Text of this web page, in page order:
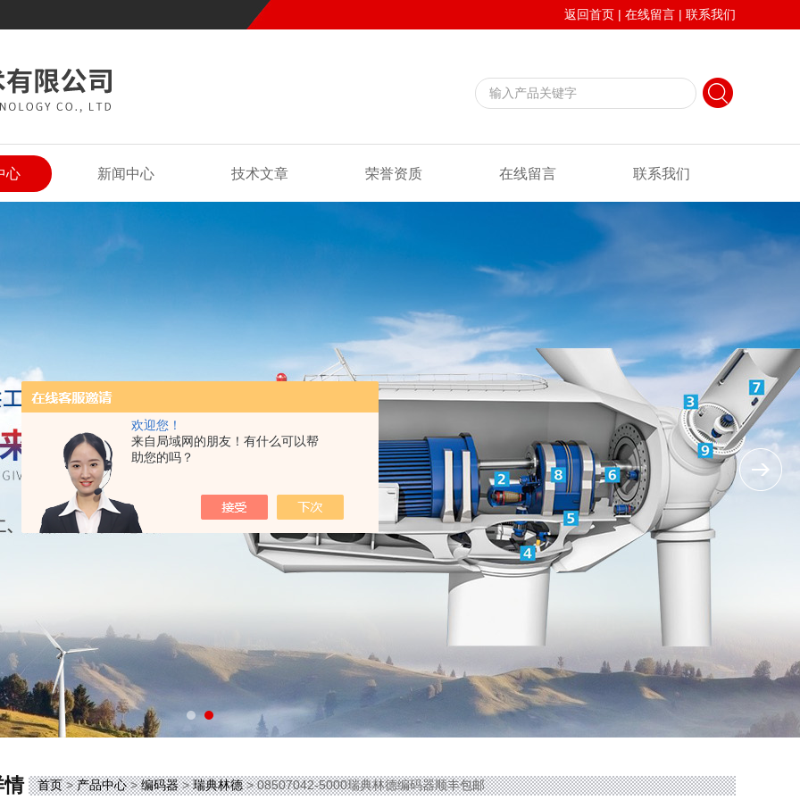
欢迎您！
来自局域网的朋友！有什么可以帮
助您的吗？
返回首页 | 在线留言 | 联系我们
心 新闻中心 技术文章 荣誉资质 在线留言 联系我们
情 首页>产品中心>编码器>瑞典林德> 08507042-5000瑞典林德编码器顺丰包邮